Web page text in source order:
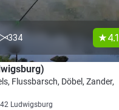
334 4.1
Flussbarsch, Döbel, Zander,
Ludwigsburg